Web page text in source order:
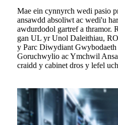
Mae ein cynnyrch wedi pasio
ansawdd absoliwt ac wedi'u
awdurdodol gartref a thramor.
gan UL yr Unol Daleithiau,
y Parc Diwydiant Gwybodaeth
Goruchwylio ac Ymchwil
craidd y cabinet dros y lefel